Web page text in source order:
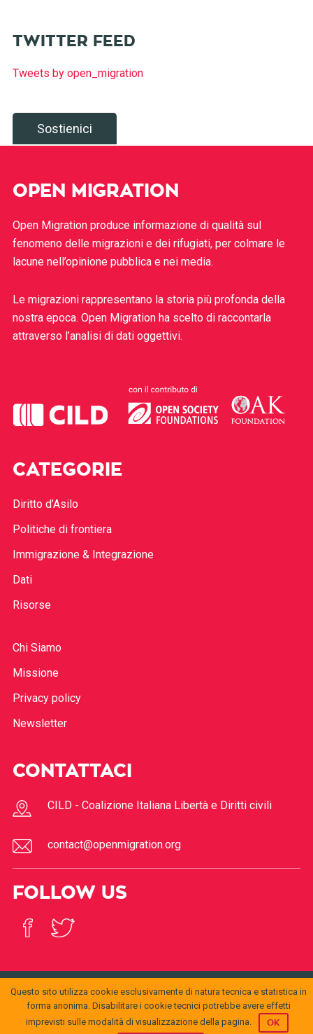
TWITTER FEED
Tweets by open_migration
Sostienici
OPEN MIGRATION
Open Migration produce informazione di qualità sul
fenomeno delle migrazioni e dei rifugiati, per colmare le
lacune nell’opinione pubblica e nei media.
Le migrazioni rappresentano la storia più profonda della
nostra epoca. Open Migration ha scelto di raccontarla
attraverso l’analisi di dati oggettivi.
CATEGORIE
Diritto d’Asilo
Politiche di frontiera
Immigrazione & Integrazione
Dati
Risorse
Chi Siamo
Missione
Privacy policy
Newsletter
CONTATTACI
CILD - Coalizione Italiana Libertà e Diritti civili
contact@openmigration.org
FOLLOW US
openmigration.orgbyCILDis licensed under aCreative
Permissions beyond the scope of this license may be
© 2017Open
Migration
Questo sito utilizza cookie esclusivamente di natura tecnica e statistica in
forma anonima. Disabilitare i cookie tecnici potrebbe avere effetti
imprevisti sulle modalità di visualizzazione della pagina.
OK